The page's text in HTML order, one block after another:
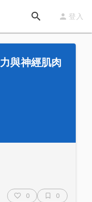
登入
與神經肌肉
0 0